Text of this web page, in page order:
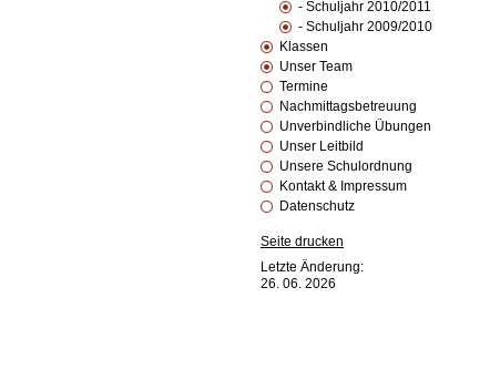
- Schuljahr 2010/2011
- Schuljahr 2009/2010
Klassen
Unser Team
Termine
Nachmittagsbetreuung
Unverbindliche Übungen
Unser Leitbild
Unsere Schulordnung
Kontakt & Impressum
Datenschutz
Seite drucken
Letzte Änderung:
26. 06. 2026